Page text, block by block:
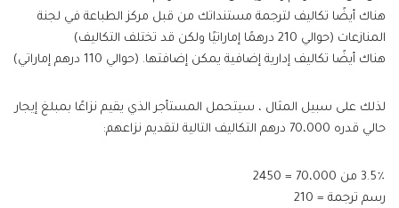
هناك أيضًا تكاليف لترجمة مستنداتك من قبل مركز الطباعة في لجنة
المنازعات (حوالي 210 درهمًا إماراتيًا ولكن قد تختلف التكاليف)
هناك أيضًا تكاليف إدارية إضافية يمكن إضافتها. (حوالي 110 درهم إماراتي)
لذلك على سبيل المثال ، سيتحمل المستأجر الذي يقيم نزاعًا بمبلغ إيجار
حالي قدره 70،000 درهم التكاليف التالية لتقديم نزاعهم:
3.5٪ من 70،000 = 2450
رسم ترجمة = 210